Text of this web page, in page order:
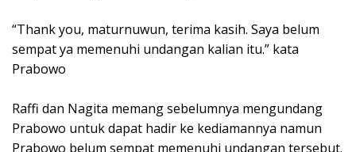
“Thank you, maturnuwun, terima kasih. Saya belum
sempat ya memenuhi undangan kalian itu.” kata
Prabowo
Raffi dan Nagita memang sebelumnya mengundang
Prabowo untuk dapat hadir ke kediamannya namun
Prabowo belum sempat memenuhi undangan tersebut.